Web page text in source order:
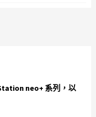
neo+ 系列，以